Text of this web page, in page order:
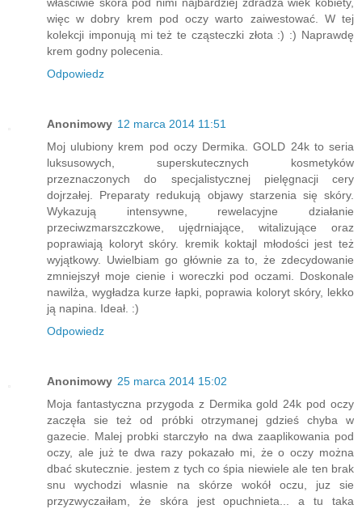
więc w dobry krem pod oczy warto zaiwestować. W tej
kolekcji imponują mi też te cząsteczki złota :) :) Naprawdę
krem godny polecenia.
Odpowiedz
Anonimowy 12 marca 2014 11:51
Moj ulubiony krem pod oczy Dermika. GOLD 24k to seria
luksusowych, superskutecznych kosmetyków
przeznaczonych do specjalistycznej pielęgnacji cery
dojrzałej. Preparaty redukują objawy starzenia się skóry.
Wykazują intensywne, rewelacyjne działanie
przeciwzmarszczkowe, ujędrniające, witalizujące oraz
poprawiają koloryt skóry. kremik koktajl młodości jest też
wyjątkowy. Uwielbiam go głównie za to, że zdecydowanie
zmniejszył moje cienie i woreczki pod oczami. Doskonale
nawilża, wygładza kurze łapki, poprawia koloryt skóry, lekko
ją napina. Ideał. :)
Odpowiedz
Anonimowy 25 marca 2014 15:02
Moja fantastyczna przygoda z Dermika gold 24k pod oczy
zaczęła sie też od próbki otrzymanej gdzieś chyba w
gazecie. Malej probki starczyło na dwa zaaplikowania pod
oczy, ale już te dwa razy pokazało mi, że o oczy można
dbać skutecznie. jestem z tych co śpia niewiele ale ten brak
snu wychodzi wlasnie na skórze wokół oczu, juz sie
przyzwyczaiłam, że skóra jest opuchnieta... a tu taka